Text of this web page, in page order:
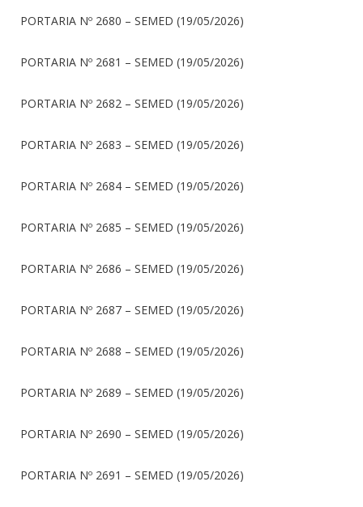
PORTARIA Nº 2680 – SEMED (19/05/2026)
PORTARIA Nº 2681 – SEMED (19/05/2026)
PORTARIA Nº 2682 – SEMED (19/05/2026)
PORTARIA Nº 2683 – SEMED (19/05/2026)
PORTARIA Nº 2684 – SEMED (19/05/2026)
PORTARIA Nº 2685 – SEMED (19/05/2026)
PORTARIA Nº 2686 – SEMED (19/05/2026)
PORTARIA Nº 2687 – SEMED (19/05/2026)
PORTARIA Nº 2688 – SEMED (19/05/2026)
PORTARIA Nº 2689 – SEMED (19/05/2026)
PORTARIA Nº 2690 – SEMED (19/05/2026)
PORTARIA Nº 2691 – SEMED (19/05/2026)